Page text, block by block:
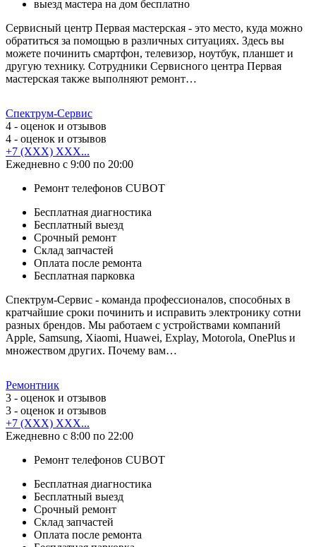
выезд мастера на дом бесплатно
Сервисный центр Первая мастерская - это место, куда можно
обратиться за помощью в различных ситуациях. Здесь вы
можете починить смартфон, телевизор, ноутбук, планшет и
другую технику. Сотрудники Сервисного центра Первая
мастерская также выполняют ремонт…
Спектрум-Сервис
4 - оценок и отзывов
4 - оценок и отзывов
+7 (XXX) XXX...
Ежедневно с 9:00 по 20:00
Ремонт телефонов CUBOT
Бесплатная диагностика
Бесплатный выезд
Срочный ремонт
Cклад запчастей
Оплата после ремонта
Бесплатная парковка
Спектрум-Сервис - команда профессионалов, способных в
кратчайшие сроки починить и исправить электронику сотни
разных брендов. Мы работаем с устройствами компаний
Apple, Samsung, Xiaomi, Huawei, Explay, Motorola, OnePlus и
множеством других. Почему вам…
Ремонтник
3 - оценок и отзывов
3 - оценок и отзывов
+7 (XXX) XXX...
Ежедневно с 8:00 по 22:00
Ремонт телефонов CUBOT
Бесплатная диагностика
Бесплатный выезд
Срочный ремонт
Cклад запчастей
Оплата после ремонта